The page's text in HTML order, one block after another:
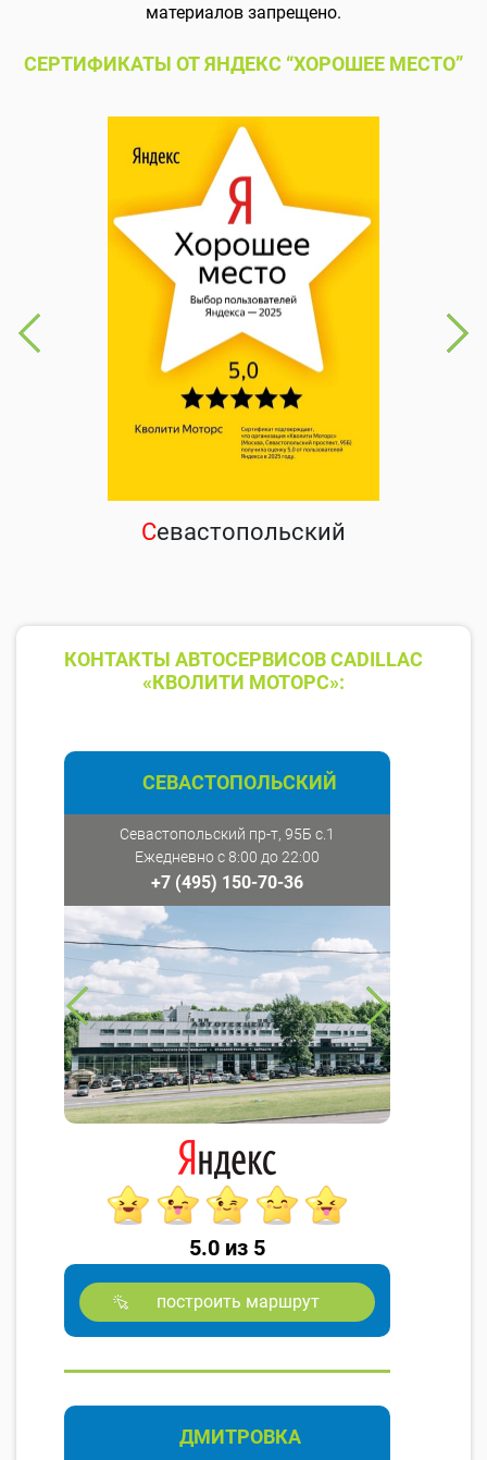
материалов запрещено.
СЕРТИФИКАТЫ ОТ ЯНДЕКС “ХОРОШЕЕ МЕСТО”
Севастопольский
КОНТАКТЫ АВТОСЕРВИСОВ CADILLAC
«КВОЛИТИ МОТОРС»:
СЕВАСТОПОЛЬСКИЙ
Севастопольский пр-т, 95Б с.1
Ежедневно с 8:00 до 22:00
+7 (495) 150-70-36
5.0 из 5
построить маршрут
ДМИТРОВКА